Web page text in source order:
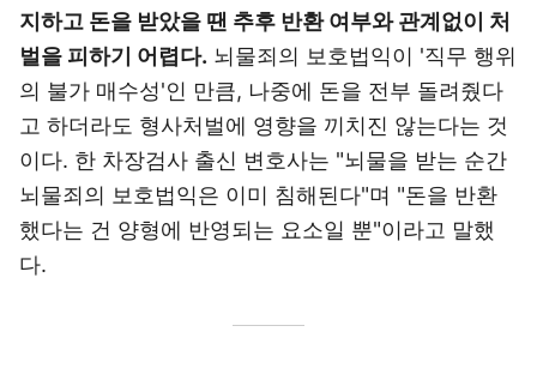
지하고 돈을 받았을 땐 추후 반환 여부와 관계없이 처
벌을 피하기 어렵다. 뇌물죄의 보호법익이 '직무 행위
의 불가 매수성'인 만큼, 나중에 돈을 전부 돌려줬다
고 하더라도 형사처벌에 영향을 끼치진 않는다는 것
이다. 한 차장검사 출신 변호사는 "뇌물을 받는 순간
뇌물죄의 보호법익은 이미 침해된다"며 "돈을 반환
했다는 건 양형에 반영되는 요소일 뿐"이라고 말했
다.